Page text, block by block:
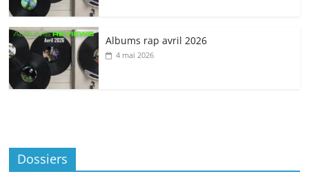
Albums rap avril 2026
4 mai 2026
Dossiers